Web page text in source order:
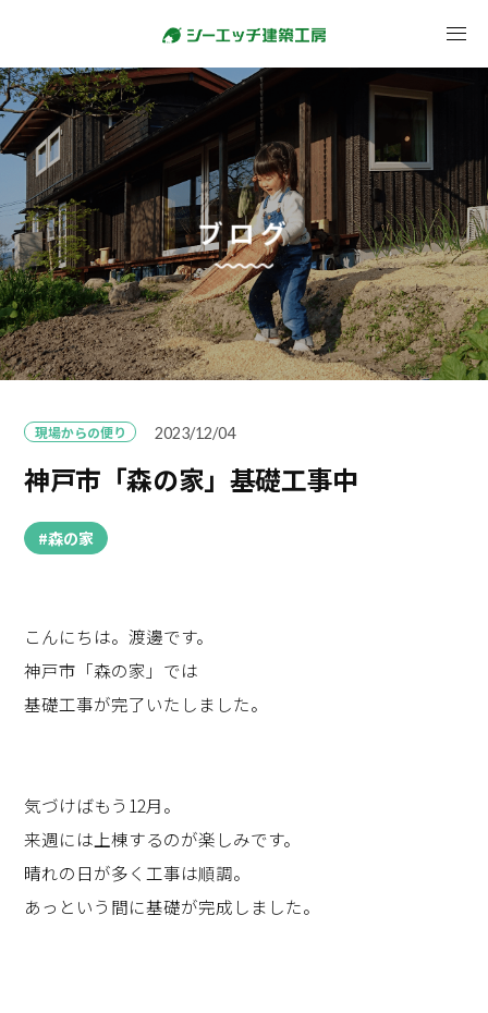
ブログ
現場からの便り 2023/12/04
神戸市「森の家」基礎工事中
#森の家
こんにちは。渡邊です。
神戸市「森の家」では
基礎工事が完了いたしました。
気づけばもう12月。
来週には上棟するのが楽しみです。
晴れの日が多く工事は順調。
あっという間に基礎が完成しました。